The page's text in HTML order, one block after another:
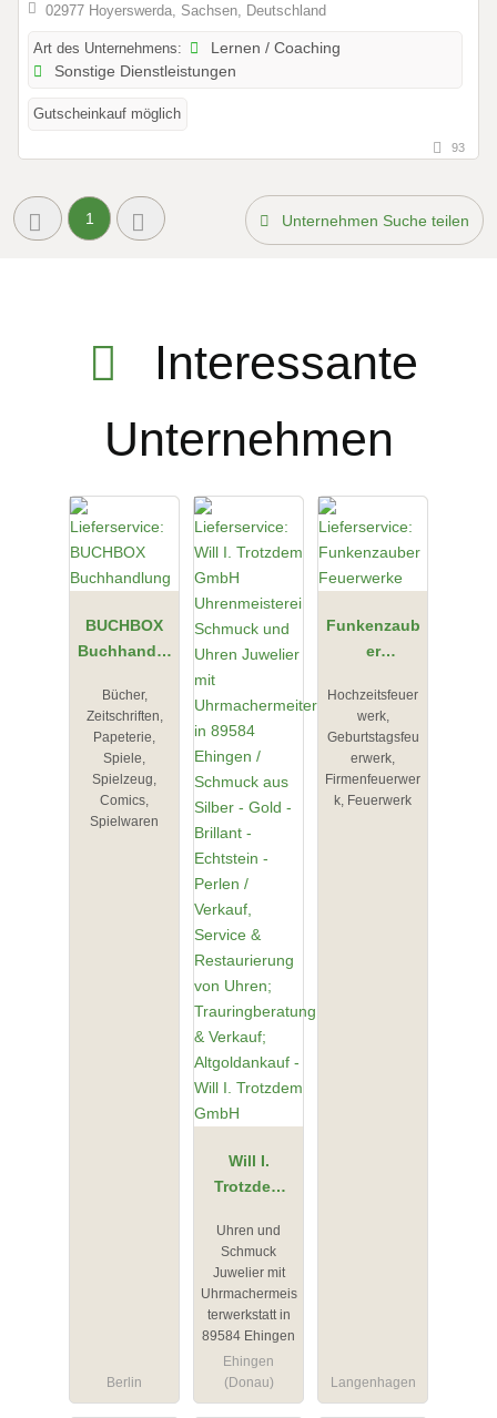
02977 Hoyerswerda, Sachsen, Deutschland
Art des Unternehmens:
Lernen / Coaching
Sonstige Dienstleistungen
Gutscheinkauf möglich
93
1 Unternehmen Suche teilen
Interessante
Unternehmen
BUCHBOX
Buchhandlu
Bücher,
Zeitschriften,
Papeterie,
Spiele,
Spielzeug,
Comics,
Spielwaren
Berlin
Will I.
Trotzdem
Uhren und
Schmuck
Juwelier mit
Uhrmachermeis
terwerkstatt in
89584 Ehingen
Ehingen
(Donau)
Funkenzaub
er
Hochzeitsfeuer
werk,
Geburtstagsfeu
erwerk,
Firmenfeuerwer
k, Feuerwerk
Langenhagen